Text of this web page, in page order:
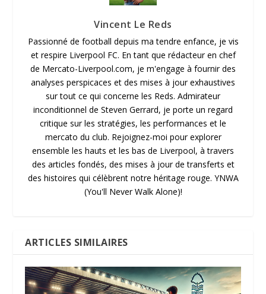
Vincent Le Reds
Passionné de football depuis ma tendre enfance, je vis
et respire Liverpool FC. En tant que rédacteur en chef
de Mercato-Liverpool.com, je m'engage à fournir des
analyses perspicaces et des mises à jour exhaustives
sur tout ce qui concerne les Reds. Admirateur
inconditionnel de Steven Gerrard, je porte un regard
critique sur les stratégies, les performances et le
mercato du club. Rejoignez-moi pour explorer
ensemble les hauts et les bas de Liverpool, à travers
des articles fondés, des mises à jour de transferts et
des histoires qui célèbrent notre héritage rouge. YNWA
(You'll Never Walk Alone)!
ARTICLES SIMILAIRES